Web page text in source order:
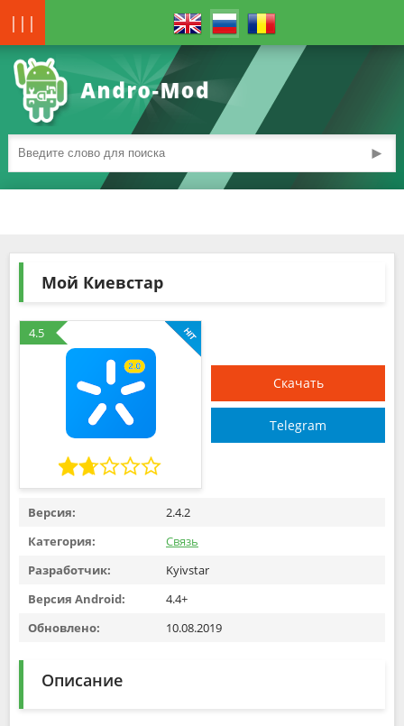
|||
►
Мой Киевстар
4.5
Скачать
Telegram
Версия:
2.4.2
Категория:
Связь
Разработчик:
Kyivstar
Версия Android:
4.4+
Обновлено:
10.08.2019
Описание